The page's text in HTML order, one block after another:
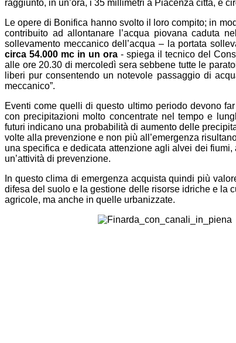
raggiunto, in un’ora, i 35 millimetri a Piacenza città, e
Le opere di Bonifica hanno svolto il loro compito; in
contribuito ad allontanare l’acqua piovana caduta
sollevamento meccanico dell’acqua – la portata
circa 54.000 mc in un ora- spiega il tecnico del
alle ore 20.30 di mercoledì sera sebbene tutte le
liberi pur consentendo un notevole passaggio di
meccanico”.
Eventi come quelli di questo ultimo periodo devono
con precipitazioni molto concentrate nel tempo e
futuri indicano una probabilità di aumento delle
volte alla prevenzione e non più all’emergenza
una specifica e dedicata attenzione agli alvei dei
un’attività di prevenzione.
In questo clima di emergenza acquista quindi più
difesa del suolo e la gestione delle risorse idriche e la
agricole, ma anche in quelle urbanizzate.